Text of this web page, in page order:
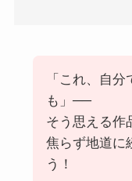
「これ、自
も」──
そう思える作
焦らず地道に
う！